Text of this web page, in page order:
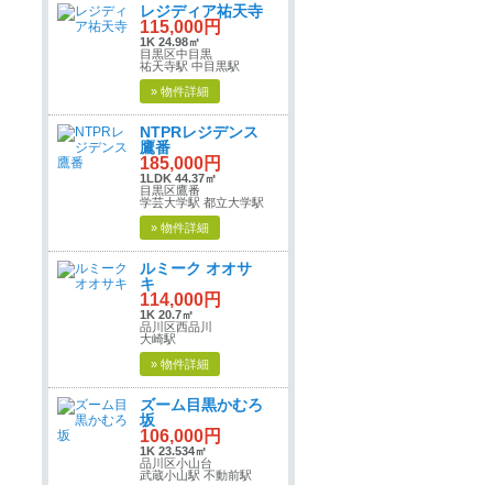
レジディア祐天寺
115,000円
1K 24.98㎡
目黒区中目黒
祐天寺駅 中目黒駅
» 物件詳細
NTPRレジデンス
鷹番
185,000円
1LDK 44.37㎡
目黒区鷹番
学芸大学駅 都立大学駅
» 物件詳細
ルミーク オオサ
キ
114,000円
1K 20.7㎡
品川区西品川
大崎駅
» 物件詳細
ズーム目黒かむろ
坂
106,000円
1K 23.534㎡
品川区小山台
武蔵小山駅 不動前駅